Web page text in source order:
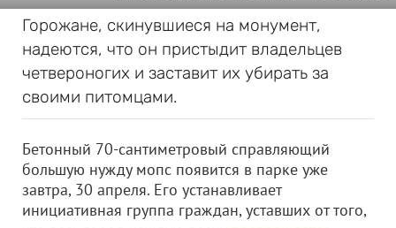
Горожане, скинувшиеся на монумент,
надеются, что он пристыдит владельцев
четвероногих и заставит их убирать за
своими питомцами.
Бетонный 70-сантиметровый справляющий
большую нужду мопс появится в парке уже
завтра, 30 апреля. Его устанавливает
инициативная группа граждан, уставших от того,